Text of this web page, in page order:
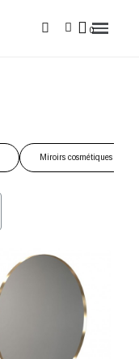
Miroirs cosmétiques de